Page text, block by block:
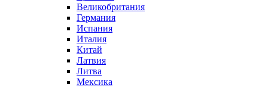
Великобритания
Германия
Испания
Италия
Китай
Латвия
Литва
Мексика